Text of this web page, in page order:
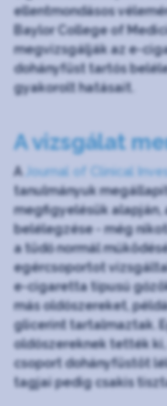
ellentmondásos
Baylor College of
megvizsgálják az e-
dohányfüst tartós
gyakorolt hatásait.
A vizsgálat
A Journal of Clinical
tanulmányuk
megfigyelésük
belélegzése - még
a tüdő normál
egércsoportot
e-cigaretta típusú
más oldószereket,
glicerint tartalmaztak.
oldószereknek tették
csoport dohányfüstöt
tagjai pedig csakis